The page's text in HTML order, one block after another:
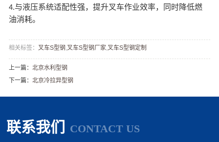
4.与液压系统适配性强，提升叉车作业效率，同时降低燃
油消耗。
相关标签： 叉车S型钢 叉车S型钢厂家 叉车S型钢定制
上一篇：北京水利型钢
下一篇：北京冷拉异型钢
联系我们 CONTACT US